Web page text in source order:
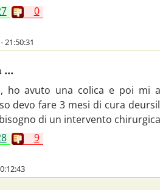
0
21:50:31
...
ho avuto una colica e poi mi
devo fare 3 mesi di cura
di un intervento
9